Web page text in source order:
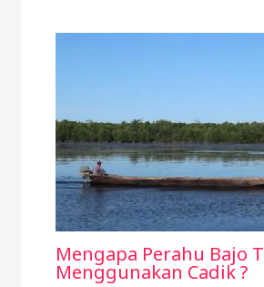
Mengapa Perahu Bajo
Menggunakan Cadik ?